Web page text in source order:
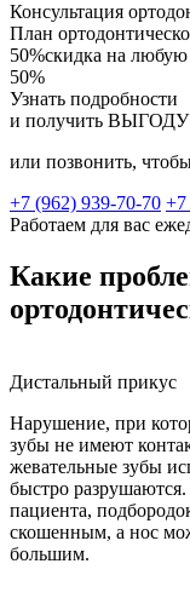
Консультация
План
50%скидка на любую
50%
Узнать подробности
и получить ВЫГОДУ
или позвонить,
+7 (962) 939-70-70 +7
Работаем для вас
Какие
Дистальный прикус
Нарушение, при
зубы не имеют
жевательные зубы
быстро
пациента,
скошенным, а нос
большим.